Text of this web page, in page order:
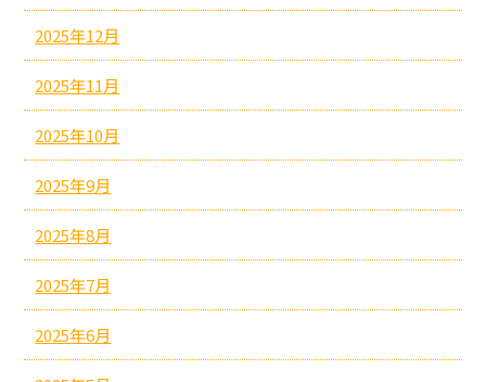
2025年12月
2025年11月
2025年10月
2025年9月
2025年8月
2025年7月
2025年6月